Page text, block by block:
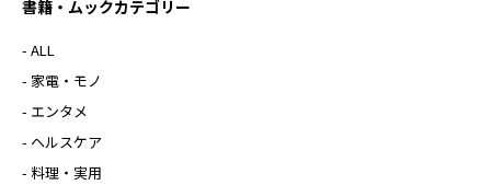
書籍・ムックカテゴリー
- ALL
- 家電・モノ
- エンタメ
- ヘルスケア
- 料理・実用